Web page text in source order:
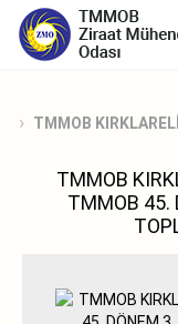
TMMOB
TMMOB
TMMOB 45.